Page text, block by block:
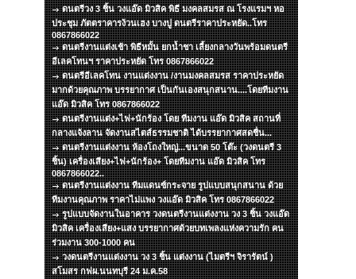
ดนตรีวง 3 ชิ้น วงแอ๊ด มิวสิค พิธี มงคลสมรส ณ โรงแรมฯ หอ
ประชุม ภัตตราคารง้วนเฮง บางปู ดนตรีราคาประหยัด..โทร
0867866022
ดนตรีงานแต่งเช้า พิธีหมั้น ยกน้ำชา เลี้ยงกลางวันพร้อมดนตรี
อีเลคโทนฯ ราคาประหยัด โทร 0867866022
ดนตรีอีเลคโทน งานแต่งงาน /งานมงคลสมรส ราคาประหยัด
มากด้วยคุณภาพ บรรยากาศ เป็นกันเองสนุกสนาน....โดยทีมงาน
แอ๊ด มิวสิค โทร 0867866022
ดนตรีงานแต่ง+ไฟ+นักร้อง โดย ทีมงาน แอ๊ด มิวสิค สถานที่
กลางแจ้งลาน จัดงานสไตส์ธรรมชาติ ได้บรรยากาศสดชื่น...
ดนตรีงานแต่งงาน ห้องโถงใหญ่...ขนาด 50 โต๊ะ (วงดนตรี 3
ชิ้น) เครื่องเสียง+ไฟ+นักร้อง+ โดยทีมงาน แอ๊ด มิวสิค โทร
0867866022..
ดนตรีงานแต่งงาน ทีมแดนซ์กระจาย รูปแบบสนุกสนาน ด้วย
ทีมงานคุณภาพ ราคาไม่แพง วงแอ๊ด มิวสิค โทร 0867866022
รูปแบบจัดงานในอาคาร วงดนตรีงานแต่งงาน วง 3 ชิ้น วงแอ๊ด
มิวสิค เครื่องเสียง+แสง บรรยากาศด้วยบทเพลงแห่งความรัก คน
ร่วมงาน 300-1000 คน
วงดนตรีงานแต่งงาน วง 3 ชิ้น แต่งงาน (ไมตรีฯ จิรารัตน์ )
สโมสร กฟผ.นนทบุรี 24 ม.ค.58